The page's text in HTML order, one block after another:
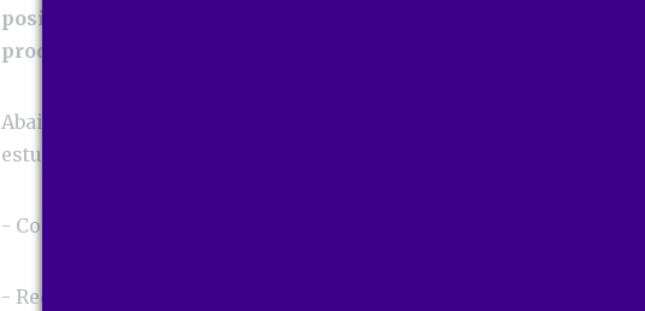
posicionarem de forma assertiva ao ensinar o consumidor a
produto
Abaixo temos um ranking dos meios de informação mais
estudo:
- Consultas com dermatologistas (28%)
- Redes sociais especializadas (26%)